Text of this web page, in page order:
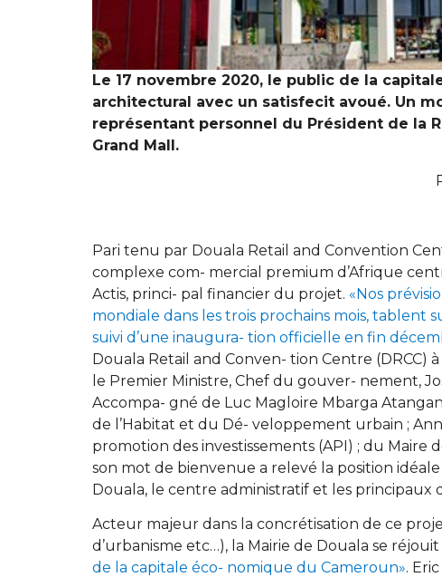
Le 17 novembre 2020, le public de la
architectural avec un satisfecit avoué. Un
représentant personnel du Président de la
Grand Mall.
Pari tenu par Douala Retail and Convention
complexe com- mercial premium d’Afrique
Actis, princi- pal financier du projet. «Nos
mondiale dans les trois prochains mois,
suivi d’une inaugura- tion officielle en fin
Douala Retail and Conven- tion Centre
le Premier Ministre, Chef du gouver- nement,
Accompa- gné de Luc Magloire Mbarga
de l’Habitat et du Dé- veloppement urbain ;
promotion des investissements (API) ; du Maire
son mot de bienvenue a relevé la position
Douala, le centre administratif et les principaux
Acteur majeur dans la concrétisation de ce
d’urbanisme etc…), la Mairie de Douala se
de la capitale éco- nomique du Cameroun».